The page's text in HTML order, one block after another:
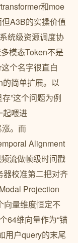
和moe
A3B的实操价值
统级资源调度协
模态Token不是
个名字很直白
简单扩展。以
”这个问题为例
起喂进
。而
Alignment
流做帧级时间戳
校准第二把对齐
Projection
向量维度恒定不
64维向量作为“锚
用户query的末尾